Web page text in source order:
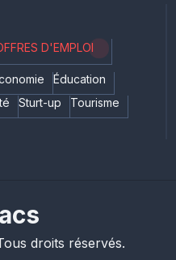
D'EMPLOI
Éducation
Sturt-up
Tourisme
droits réservés.